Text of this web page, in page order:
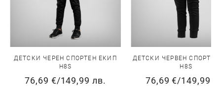
ДЕТСКИ ЧЕРЕН СПОРТЕН ЕКИП
H8S
76,69 €/149,99 лв.
ДЕТСКИ ЧЕРВЕН
H8S
76,69 €/149,99